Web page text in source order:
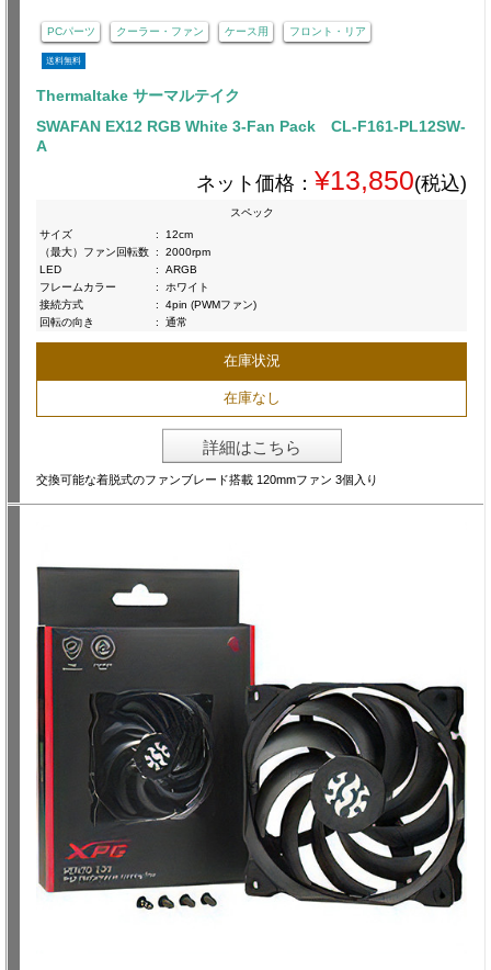
PCパーツ クーラー・ファン ケース用 フロント・リア
送料無料
Thermaltake サーマルテイク
SWAFAN EX12 RGB White 3-Fan Pack CL-F161-PL12SW-
A
ネット価格： ¥13,850(税込)
スペック
サイズ
:
12cm
（最大）ファン回転数 :
2000rpm
LED
:
ARGB
フレームカラー
:
ホワイト
接続方式
:
4pin (PWMファン)
回転の向き
: 通常
在庫状況
在庫なし
詳細はこちら
交換可能な着脱式のファンブレード搭載 120mmファン 3個入り